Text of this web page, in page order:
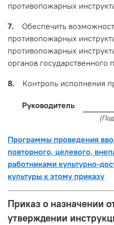
противопожарных
7. Обеспечить
противопожарных
противопожарных
органов государственного
8. Контроль исполнения
Руководитель
Программы проведения
повторного, целевого,
работниками культурно-
культуры к этому приказу
Приказ о назначении
утверждении